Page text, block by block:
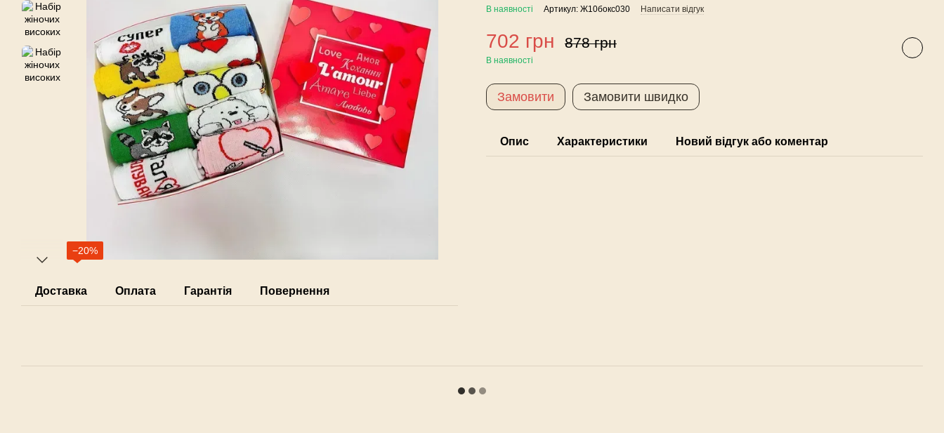
−20%
Доставка Оплата Гарантія Повернення
В наявності Артикул: Ж10бокс030 Написати відгук
702 грн 878 грн
В наявності
Замовити Замовити швидко
Опис Характеристики Новий відгук або коментар